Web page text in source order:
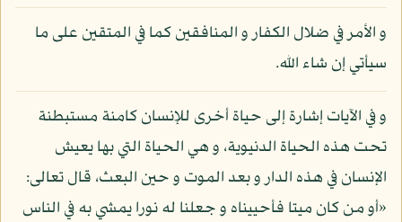
و الأمر في ضلال الكفار و المنافقين كما في المتقين على ما
سيأتي إن شاء الله.
و في الآيات إشارة إلى حياة أخرى للإنسان كامنة مستبطنة
تحت هذه الحياة الدنيوية، و هي الحياة التي بها يعيش
الإنسان في هذه الدار و بعد الموت و حين البعث، قال تعالى:
«أو من كان ميتا فأحييناه و جعلنا له نورا يمشي به في الناس